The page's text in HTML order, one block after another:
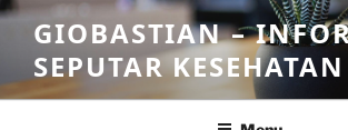
Skip
content
GIOBASTIAN –
SEPUTAR